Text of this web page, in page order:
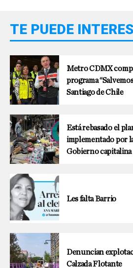
TE PUEDE
Metro CDMX
programa
Santiago de Chile
Está rebasado el
implementado por
Gobierno capitalina
Les falta Barrio
Denuncian
Calzada Flotante